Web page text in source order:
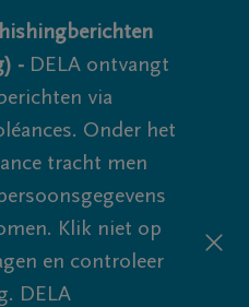
- DELA ontvangt
via
Onder het
tracht men
Klik niet op
en controleer
DELA